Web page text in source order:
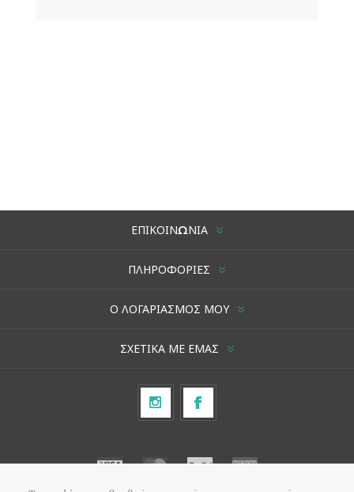
ΕΠΙΚΟΙΝΩΝΊΑ
ΠΛΗΡΟΦΟΡΊΕΣ
Ο ΛΟΓΑΡΙΑΣΜΌΣ ΜΟΥ
ΣΧΕΤΙΚΆ ΜΕ ΕΜΆΣ